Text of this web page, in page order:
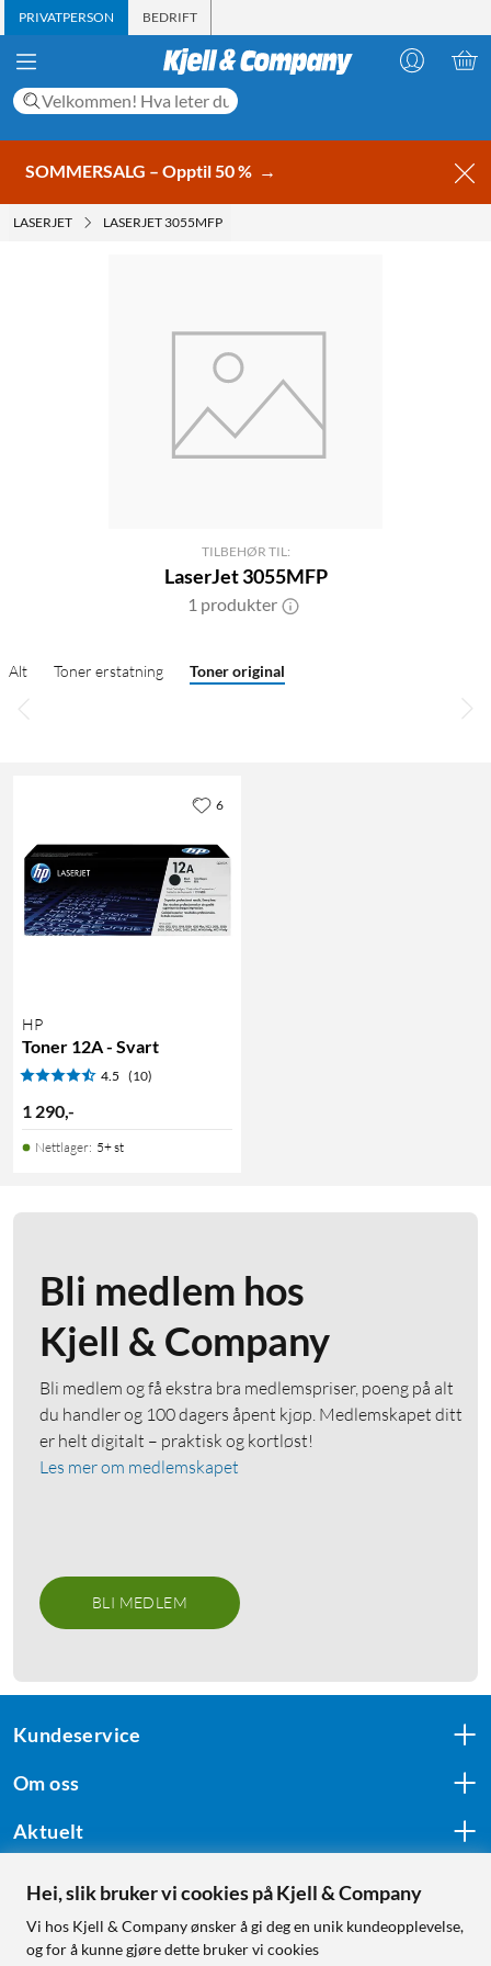
PRIVATPERSON BEDRIFT
SOMMERSALG – Opptil 50 % →
LASERJET LASERJET 3055MFP
TILBEHØR TIL:
LaserJet 3055MFP
1 produkter
Alt Toner erstatning Toner original
HP
Toner 12A - Svart
4.5 (10)
1 290,-
Nettlager: 5+ st
6
Bli medlem hos
Kjell & Company
Bli medlem og få ekstra bra medlemspriser, poeng på alt
du handler og 100 dagers åpent kjøp. Medlemskapet ditt
er helt digitalt – praktisk og kortløst!
Les mer om medlemskapet
BLI MEDLEM
Kundeservice
Om oss
Aktuelt
Følg oss
Hei, slik bruker vi cookies på Kjell & Company
Vi hos Kjell & Company ønsker å gi deg en unik kundeopplevelse,
og for å kunne gjøre dette bruker vi cookies